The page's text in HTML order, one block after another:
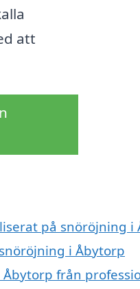
att
på snöröjning
i Åbytorp
från